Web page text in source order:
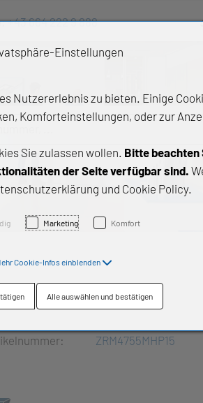
+43 664 222 9 888
ZRM4755MHP15
Einstellungen
Nutzererlebnis zu bieten. Einige
Komforteinstellungen, oder zur
Sie zulassen wollen. Bitte beachten
der Seite verfügbar sind.
und Cookie Policy.
Marketing Komfort
Cookie-Infos einblenden
Alle auswählen und bestätigen